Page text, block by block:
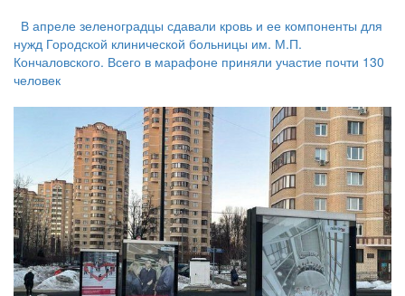
В апреле зеленоградцы сдавали кровь и ее компоненты для
нужд Городской клинической больницы им. М.П.
Кончаловского. Всего в марафоне приняли участие почти 130
человек